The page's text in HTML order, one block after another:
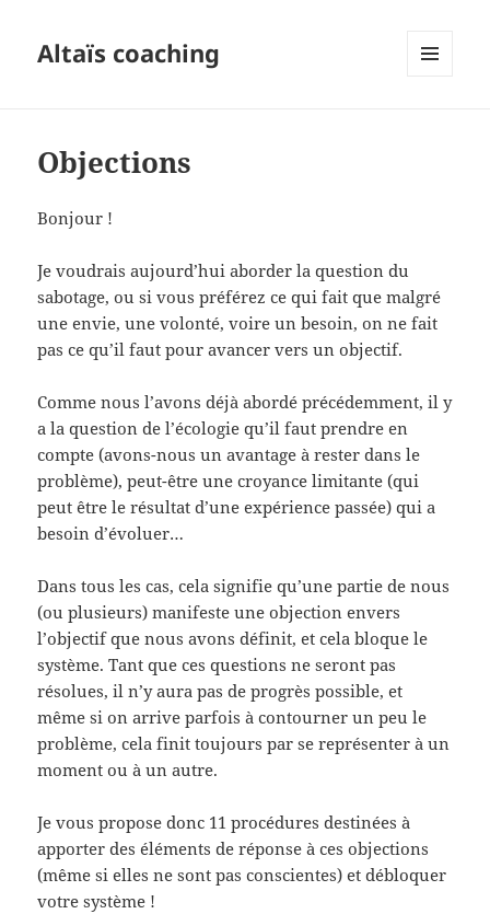
Altaïs coaching
Objections
Bonjour !
Je voudrais aujourd’hui aborder la question du
sabotage, ou si vous préférez ce qui fait que malgré
une envie, une volonté, voire un besoin, on ne fait
pas ce qu’il faut pour avancer vers un objectif.
Comme nous l’avons déjà abordé précédemment, il y
a la question de l’écologie qu’il faut prendre en
compte (avons-nous un avantage à rester dans le
problème), peut-être une croyance limitante (qui
peut être le résultat d’une expérience passée) qui a
besoin d’évoluer…
Dans tous les cas, cela signifie qu’une partie de nous
(ou plusieurs) manifeste une objection envers
l’objectif que nous avons définit, et cela bloque le
système. Tant que ces questions ne seront pas
résolues, il n’y aura pas de progrès possible, et
même si on arrive parfois à contourner un peu le
problème, cela finit toujours par se représenter à un
moment ou à un autre.
Je vous propose donc 11 procédures destinées à
apporter des éléments de réponse à ces objections
(même si elles ne sont pas conscientes) et débloquer
votre système !